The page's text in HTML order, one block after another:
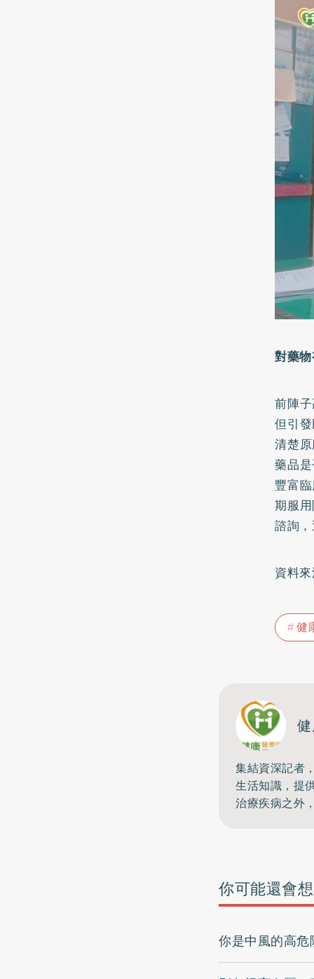
對藥
前陣
但引
清楚
藥品
豐富
期服
諮詢
資料
健
集結資深記者
生活知識，提
治療疾病之外
你可能還會
你是中風的高危